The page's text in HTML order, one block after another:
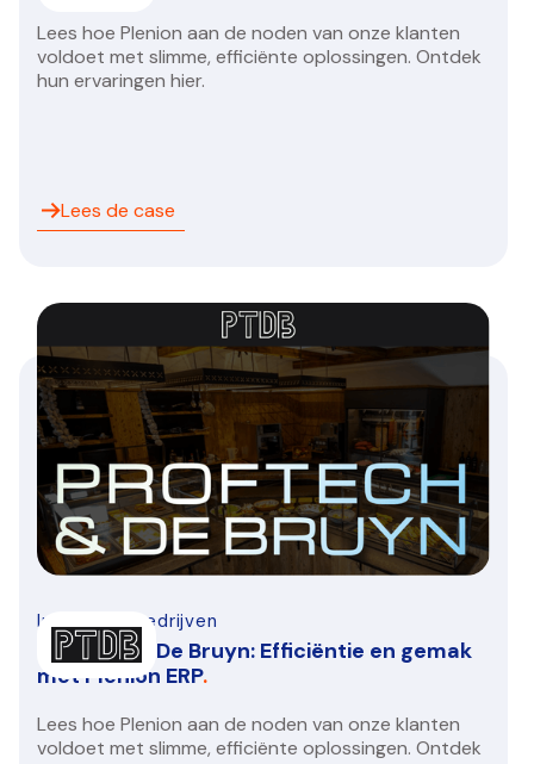
Lees hoe Plenion aan de noden van onze klanten
voldoet met slimme, efficiënte oplossingen. Ontdek
hun ervaringen hier.
Lees de case
Infra-bouwbedrijven
Proftech & De Bruyn: Efficiëntie en gemak
met Plenion ERP.
Lees hoe Plenion aan de noden van onze klanten
voldoet met slimme, efficiënte oplossingen. Ontdek